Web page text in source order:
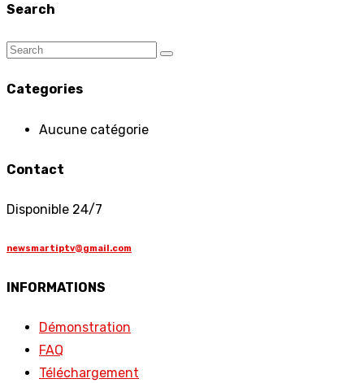
Search
Categories
Aucune catégorie
Contact
Disponible 24/7
newsmartiptv@gmail.com
INFORMATIONS
Démonstration
FAQ
Téléchargement